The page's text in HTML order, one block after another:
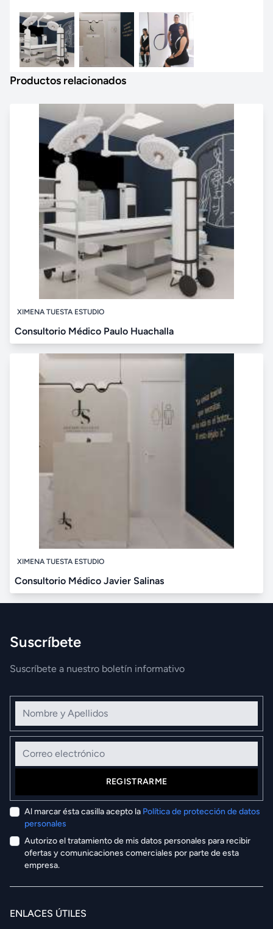
Productos relacionados
XIMENA TUESTA ESTUDIO
Consultorio Médico Paulo Huachalla
XIMENA TUESTA ESTUDIO
Consultorio Médico Javier Salinas
Suscríbete
Suscríbete a nuestro boletín informativo
Nombre y Apellidos
Correo electrónico
REGISTRARME
Al marcar ésta casilla acepto la Política de protección de datos
personales
Autorizo el tratamiento de mis datos personales para recibir
ofertas y comunicaciones comerciales por parte de esta
empresa.
ENLACES ÚTILES